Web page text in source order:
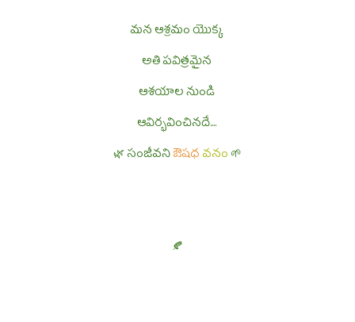
మన ఆశ్రమం యొక్క
అతి పవిత్రమైన
ఆశయాల నుండి
ఆవిర్భవించినదే....
🌿సంజీవనిఔషధవనం🌱
🍂